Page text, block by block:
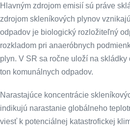
Hlavným zdrojom emisií sú práve
zdrojom skleníkových plynov
odpadov je biologický rozložiteľný
rozkladom pri anaeróbnych
plyn. V SR sa ročne uloží na skládky
ton komunálnych odpadov.
Narastajúce koncentrácie
indikujú narastanie globálneho
viesť k potenciálnej katastrofickej